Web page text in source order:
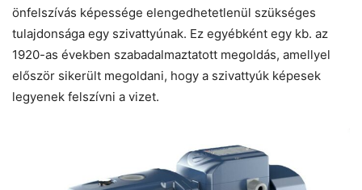
önfelszívás képessége elengedhetetlenül szükséges
tulajdonsága egy szivattyúnak. Ez egyébként egy kb. az
1920-as években szabadalmaztatott megoldás, amellyel
először sikerült megoldani, hogy a szivattyúk képesek
legyenek felszívni a vizet.